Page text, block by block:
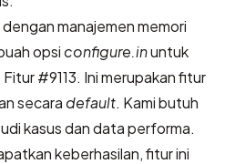
manajemen memori
opsi configure.inuntuk
Fitur #9113. Ini merupakan fitur
secara default. Kami butuh
kasus dan data performa.
keberhasilan, fitur ini